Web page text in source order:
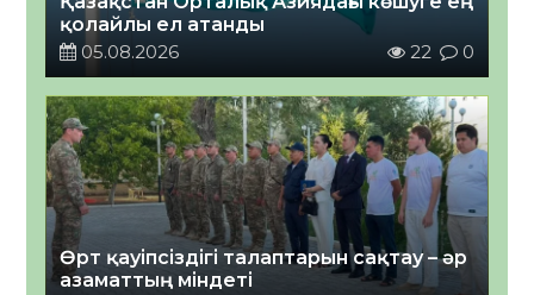
қолайлы ел атанды
05.08.2026
22 0
Өрт қауіпсіздігі талаптарын сақтау – әр
азаматтың міндеті